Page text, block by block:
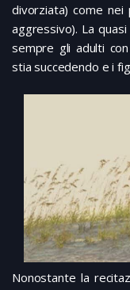
divorziata) come nei
aggressivo). La
sempre gli adulti
stia succedendo e i
Nonostante la